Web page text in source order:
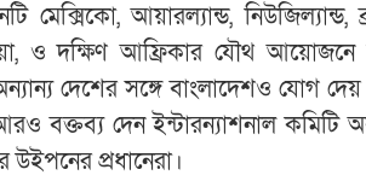
মেক্সিকো, আয়ারল্যান্ড, নিউজিল্যান্ড,
ও দক্ষিণ আফ্রিকার যৌথ
দেশের সঙ্গে বাংলাদেশও যোগ
বক্তব্য দেন ইন্টারন্যাশনাল
উইপনের প্রধানেরা।